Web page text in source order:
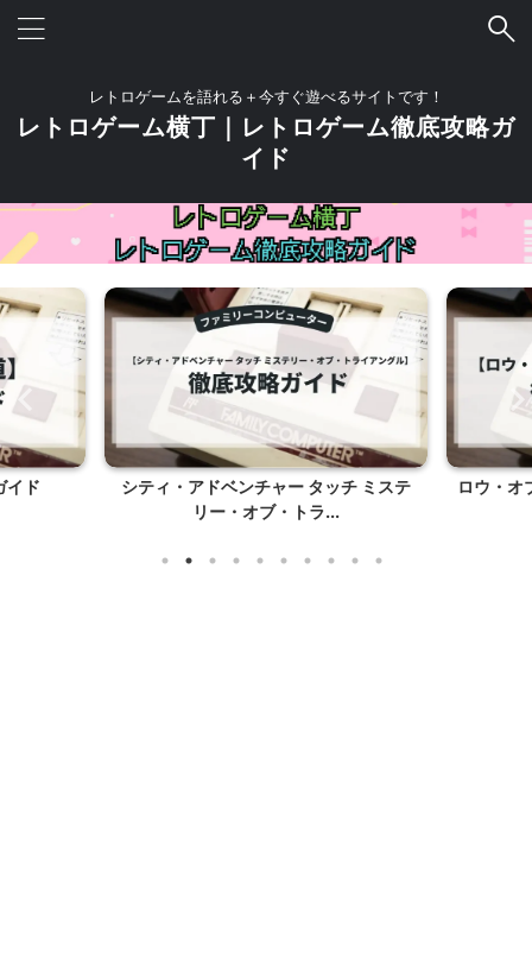
レトロゲームを語れる＋今すぐ遊べるサイトです！
レトロゲーム横丁｜レトロゲーム徹底攻略ガ
イド
イド
シティ・アドベンチャー タッチ ミステ
リー・オブ・トラ...
ロウ・オ